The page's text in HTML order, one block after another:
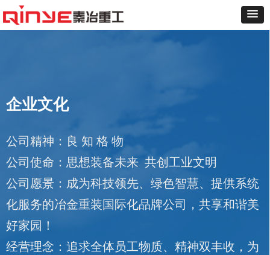
企业文化
公司精神：良 知 格 物
公司使命：思想装备未来 共创工业文明
公司愿景：成为科技领先、绿色智慧、提供系统
化服务的冶金重装国际化品牌公司，共享和谐美
好家园！
经营理念：追求全体员工物质、精神双丰收，为